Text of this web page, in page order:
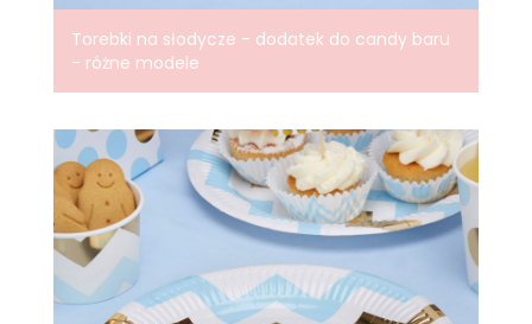
Torebki na słodycze - dodatek do candy baru
- różne modele